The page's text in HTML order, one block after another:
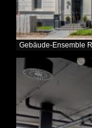
Gebäude-Ensemble